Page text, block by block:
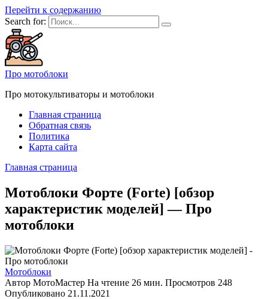
Перейти к содержанию
Search for:
Про мотоблоки
Про мотокультиваторы и мотоблоки
Главная страница
Обратная связь
Политика
Карта сайта
Главная страница
Мотоблоки Форте (Forte) [обзор
характеристик моделей] — Про
мотоблоки
Мотоблоки
Автор МотоМастер На чтение 26 мин. Просмотров 248
Опубликовано 21.11.2021